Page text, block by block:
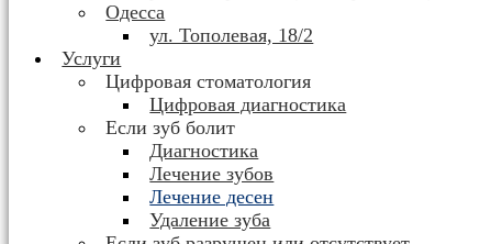
Одесса
ул. Тополевая, 18/2
Услуги
Цифровая стоматология
Цифровая диагностика
Если зуб болит
Диагностика
Лечение зубов
Лечение десен
Удаление зуба